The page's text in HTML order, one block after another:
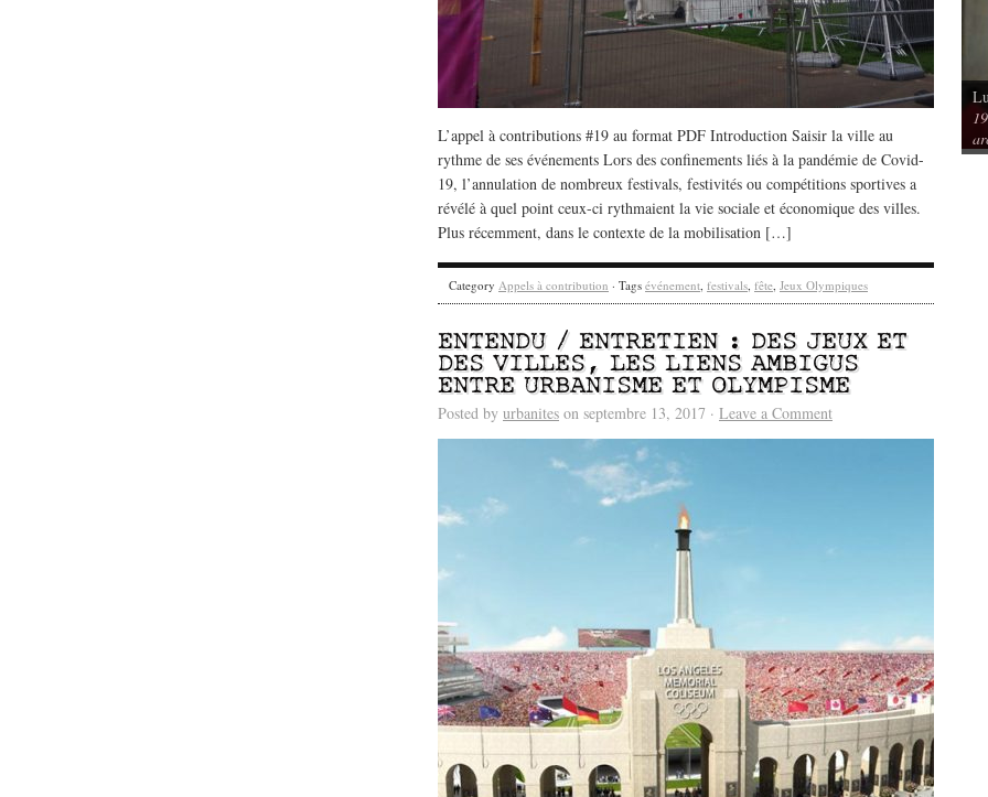
L’appel à contributions #19 au format PDF Introduction Saisir la ville au
rythme de ses événements Lors des confinements liés à la pandémie de Covid-
19, l’annulation de nombreux festivals, festivités ou compétitions sportives a
révélé à quel point ceux-ci rythmaient la vie sociale et économique des villes.
Plus récemment, dans le contexte de la mobilisation […]
Category Appels à contribution · Tags événement, festivals, fête, Jeux Olympiques
ENTENDU / ENTRETIEN : DES JEUX ET
DES VILLES, LES LIENS AMBIGUS
ENTRE URBANISME ET OLYMPISME
Posted by urbanites on septembre 13, 2017 · Leave a Comment
énergie des data centers
Vu / Les pavillons Prouvé de Tourcoing,
années 1950